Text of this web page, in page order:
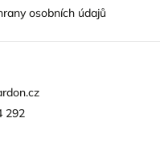
osobních údajů
292